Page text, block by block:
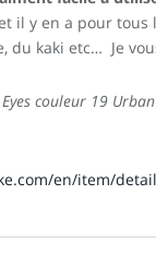
il y en a pour tous
du kaki etc… Je
couleur 19
en/item/